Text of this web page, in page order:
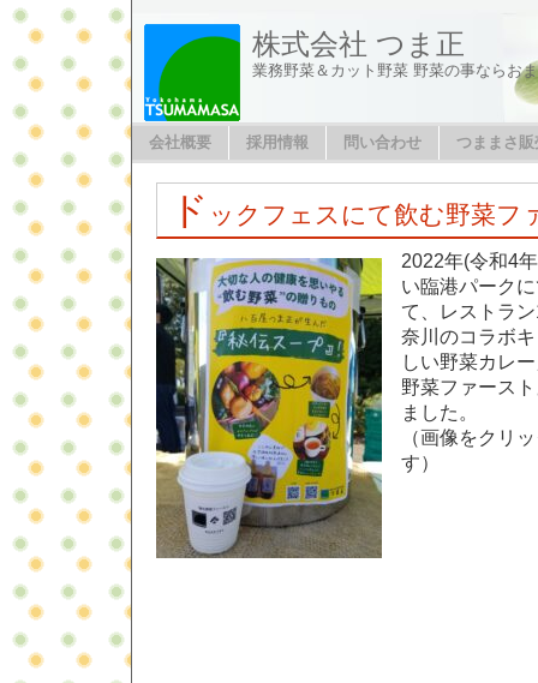
株式会社 つま正
業務野菜＆カット野菜 野菜の事ならお
会社概要 採用情報 問い合わせ つままさ
ド ックフェスにて飲む野菜フ
2022年(令和4
い臨港パーク
て、レストラ
奈川のコラボ
しい野菜カレ
野菜ファース
ました。
（画像をクリ
す）